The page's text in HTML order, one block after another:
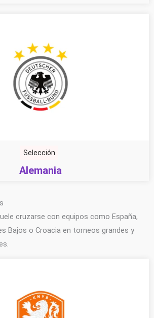
Selección
Alemania
cruzarse con equipos como España,
Bajos o Croacia en torneos grandes y